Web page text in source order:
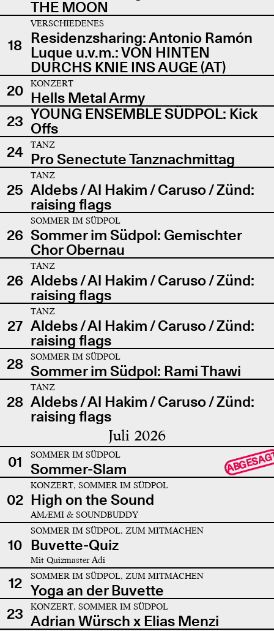
THE MOON
18
VERSCHIEDENES
Residenzsharing: Antonio Ramón
Luque u.v.m.: VON HINTEN
DURCHS KNIE INS AUGE (AT)
20
KONZERT
Hells Metal Army
23 YOUNG ENSEMBLE SÜDPOL: Kick
Offs
24
TANZ
Pro Senectute Tanznachmittag
25
TANZ
Aldebs / Al Hakim / Caruso / Zünd:
raising flags
26
SOMMER IM SÜDPOL
Sommer im Südpol: Gemischter
Chor Obernau
26
TANZ
Aldebs / Al Hakim / Caruso / Zünd:
raising flags
27
TANZ
Aldebs / Al Hakim / Caruso / Zünd:
raising flags
28
SOMMER IM SÜDPOL
Sommer im Südpol: Rami Thawi
28
TANZ
Aldebs / Al Hakim / Caruso / Zünd:
raising flags
Juli 2026
01 SOMMER IM SÜDPOL
Sommer-Slam
02
KONZERT, SOMMER IM SÜDPOL
High on the Sound
AMÆMI & SOUNDBUDDY
10
SOMMER IM SÜDPOL, ZUM MITMACHEN
Buvette-Quiz
Mit Quizmaster Adi
12 SOMMER IM SÜDPOL, ZUM MITMACHEN
Yoga an der Buvette
23
KONZERT, SOMMER IM SÜDPOL
Adrian Würsch x Elias Menzi